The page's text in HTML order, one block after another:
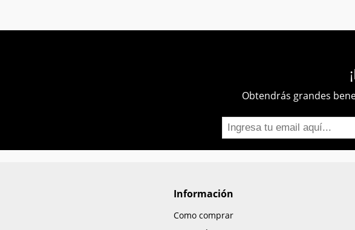
Obtendrás grandes
Información
Como comprar